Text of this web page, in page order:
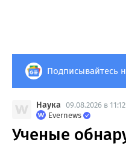
Подписывайтесь
Наука 09.08.2026 в 11:12
Evernews
Ученые